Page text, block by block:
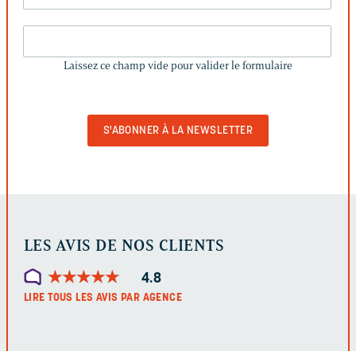
CHAMP
Laissez ce champ vide pour valider le formulaire
LES AVIS DE NOS CLIENTS
★★★★★
★★★★★ 4.8
LIRE TOUS LES AVIS PAR AGENCE